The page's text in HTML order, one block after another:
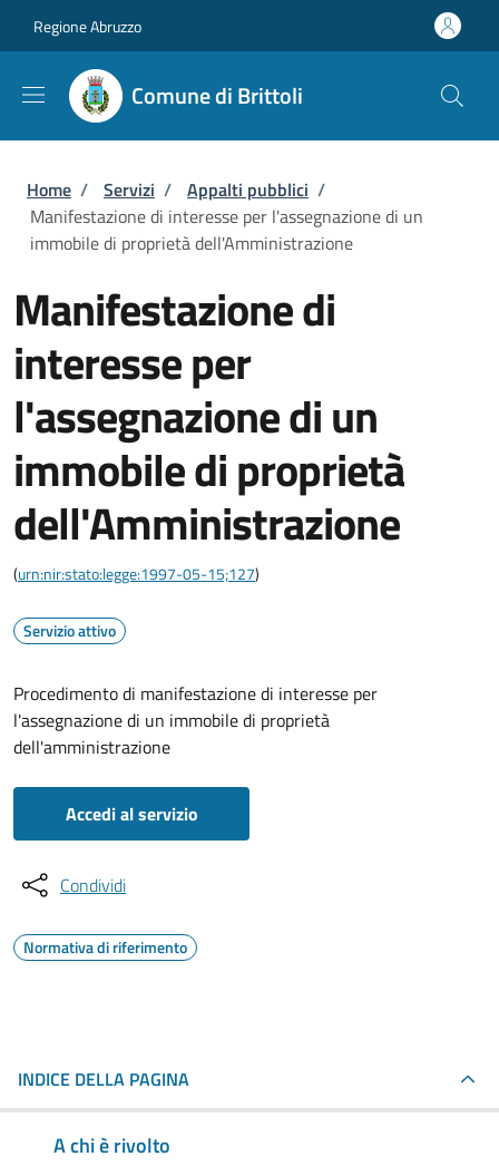
Regione Abruzzo
Comune di Brittoli
Briciole di pane
Home / Servizi / Appalti pubblici /
Manifestazione di interesse per l'assegnazione di un
immobile di proprietà dell'Amministrazione
Manifestazione di
interesse per
l'assegnazione di un
immobile di proprietà
dell'Amministrazione
(urn:nir:stato:legge:1997-05-15;127)
Servizio attivo
Procedimento di manifestazione di interesse per
l'assegnazione di un immobile di proprietà
dell'amministrazione
Accedi al servizio
Condividi
Normativa di riferimento
INDICE DELLA PAGINA
A chi è rivolto